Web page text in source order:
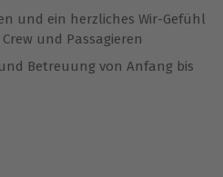
und ein herzliches Wir-Gefühl
und Passagieren
Betreuung von Anfang bis